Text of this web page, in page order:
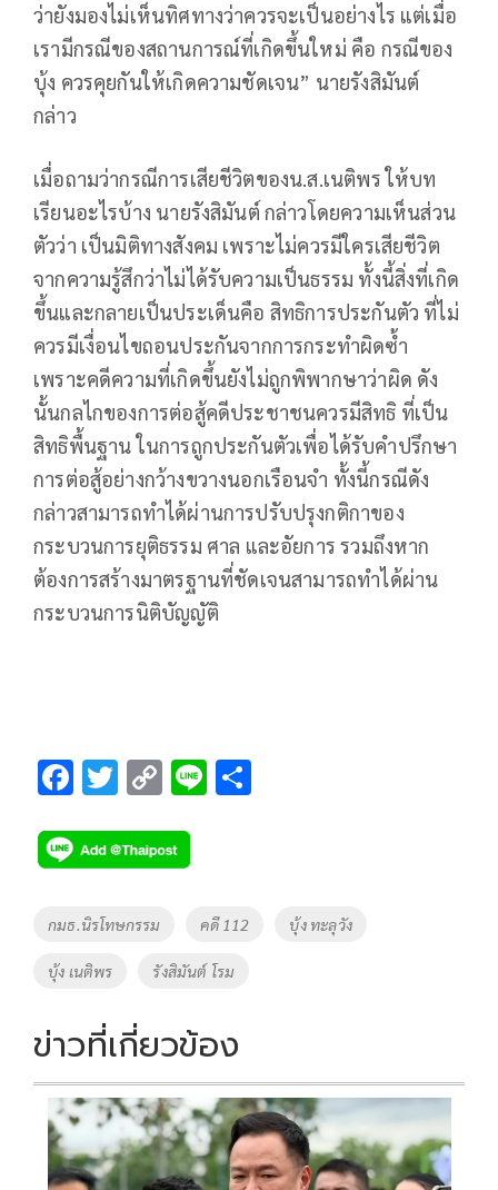
ว่ายังมองไม่เห็นทิศทางว่าควรจะเป็นอย่างไร แต่เมื่อ
เรามีกรณีของสถานการณ์ที่เกิดขึ้นใหม่ คือ กรณีของ
บุ้ง ควรคุยกันให้เกิดความชัดเจน” นายรังสิมันต์
กล่าว
เมื่อถามว่ากรณีการเสียชีวิตของน.ส.เนติพร ให้บท
เรียนอะไรบ้าง นายรังสิมันต์ กล่าวโดยความเห็นส่วน
ตัวว่า เป็นมิติทางสังคม เพราะไม่ควรมีใครเสียชีวิต
จากความรู้สึกว่าไม่ได้รับความเป็นธรรม ทั้งนี้สิ่งที่เกิด
ขึ้นและกลายเป็นประเด็นคือ สิทธิการประกันตัว ที่ไม่
ควรมีเงื่อนไขถอนประกันจากการกระทำผิดซ้ำ
เพราะคดีความที่เกิดขึ้นยังไม่ถูกพิพากษาว่าผิด ดัง
นั้นกลไกของการต่อสู้คดีประชาชนควรมีสิทธิ ที่เป็น
สิทธิพื้นฐาน ในการถูกประกันตัวเพื่อได้รับคำปรึกษา
การต่อสู้อย่างกว้างขวางนอกเรือนจำ ทั้งนี้กรณีดัง
กล่าวสามารถทำได้ผ่านการปรับปรุงกติกาของ
กระบวนการยุติธรรม ศาล และอัยการ รวมถึงหาก
ต้องการสร้างมาตรฐานที่ชัดเจนสามารถทำได้ผ่าน
กระบวนการนิติบัญญัติ
F
e
b
o
o
k
T
tt
er
C
p
y
n
k
Li
Tags
กมธ.นิรโทษกรรม คดี 112 บุ้ง ทะลุวัง
บุ้ง เนติพร รังสิมันต์ โรม
ข่าวที่เกี่ยวข้อง